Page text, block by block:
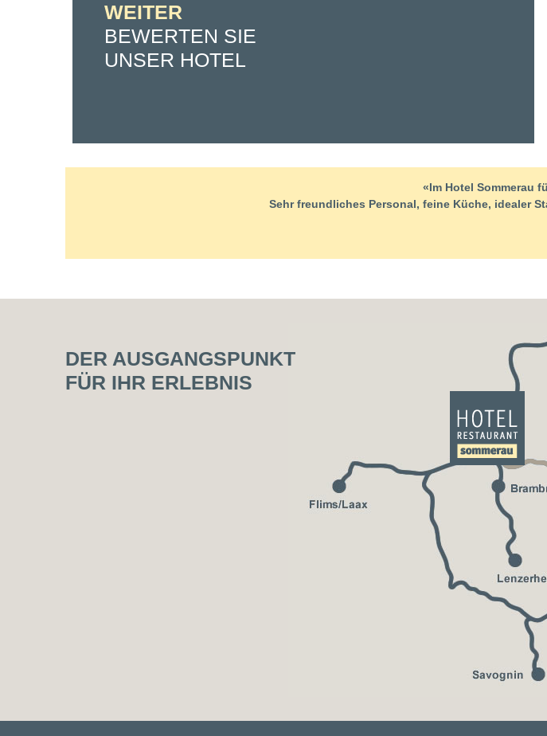
WEITER
BEWERTEN SIE
UNSER HOTEL
«Im Hotel Sommerau
Sehr freundliches Personal, feine Küche, idealer
DER AUSGANGSPUNKT
FÜR IHR ERLEBNIS